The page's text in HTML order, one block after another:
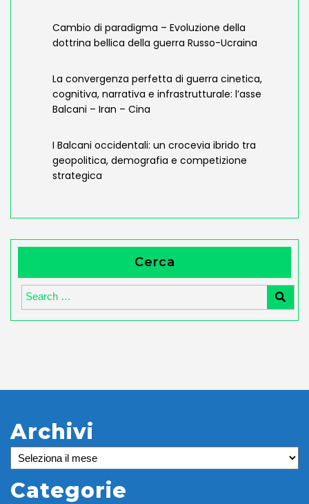
Cambio di paradigma – Evoluzione della
dottrina bellica della guerra Russo-Ucraina
La convergenza perfetta di guerra cinetica,
cognitiva, narrativa e infrastrutturale: l’asse
Balcani – Iran – Cina
I Balcani occidentali: un crocevia ibrido tra
geopolitica, demografia e competizione
strategica
Cerca
Archivi
Archivi
Categorie